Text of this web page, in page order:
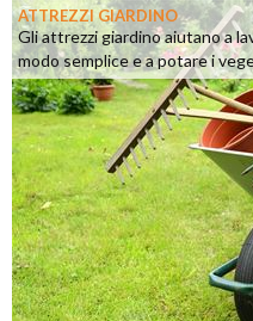
ATTREZZI GIARDINO
Gli attrezzi giardino aiutano a
modo semplice e a potare i